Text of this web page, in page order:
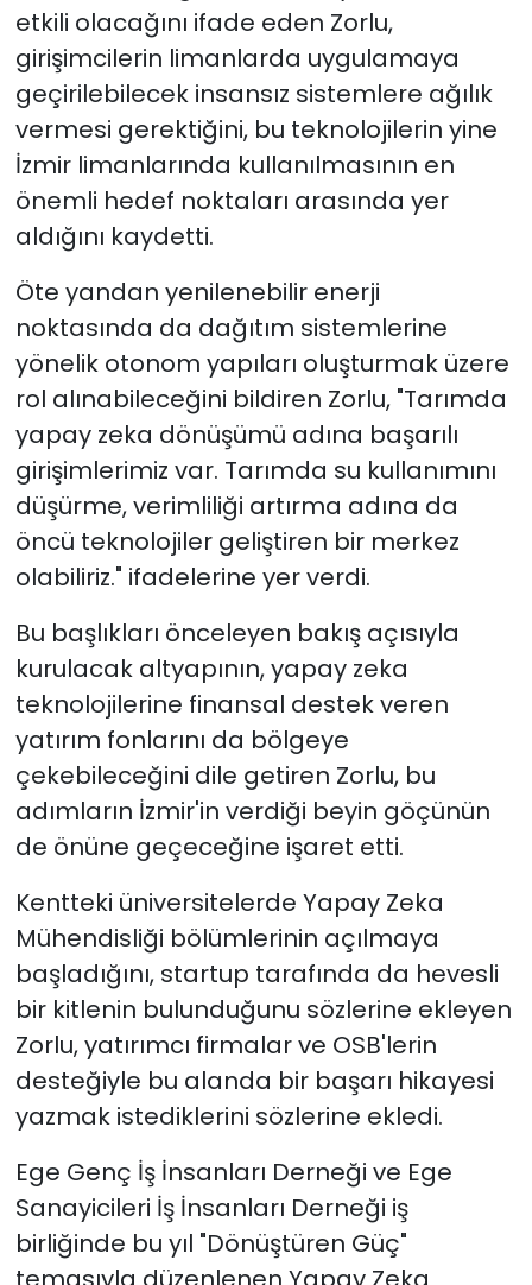
etkili olacağını ifade eden Zorlu,
girişimcilerin limanlarda uygulamaya
geçirilebilecek insansız sistemlere ağılık
vermesi gerektiğini, bu teknolojilerin yine
İzmir limanlarında kullanılmasının en
önemli hedef noktaları arasında yer
aldığını kaydetti.
Öte yandan yenilenebilir enerji
noktasında da dağıtım sistemlerine
yönelik otonom yapıları oluşturmak üzere
rol alınabileceğini bildiren Zorlu, "Tarımda
yapay zeka dönüşümü adına başarılı
girişimlerimiz var. Tarımda su kullanımını
düşürme, verimliliği artırma adına da
öncü teknolojiler geliştiren bir merkez
olabiliriz." ifadelerine yer verdi.
Bu başlıkları önceleyen bakış açısıyla
kurulacak altyapının, yapay zeka
teknolojilerine finansal destek veren
yatırım fonlarını da bölgeye
çekebileceğini dile getiren Zorlu, bu
adımların İzmir'in verdiği beyin göçünün
de önüne geçeceğine işaret etti.
Kentteki üniversitelerde Yapay Zeka
Mühendisliği bölümlerinin açılmaya
başladığını, startup tarafında da hevesli
bir kitlenin bulunduğunu sözlerine ekleyen
Zorlu, yatırımcı firmalar ve OSB'lerin
desteğiyle bu alanda bir başarı hikayesi
yazmak istediklerini sözlerine ekledi.
Ege Genç İş İnsanları Derneği ve Ege
Sanayicileri İş İnsanları Derneği iş
birliğinde bu yıl "Dönüştüren Güç"